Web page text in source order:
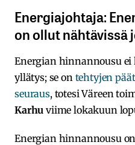
Energiajohtaja:
on ollut nähtävissä
Energian hinnannousu
yllätys; se on tehtyjen
seuraus, totesi Väreen
Karhu viime lokakuun
Energian hinnannousu